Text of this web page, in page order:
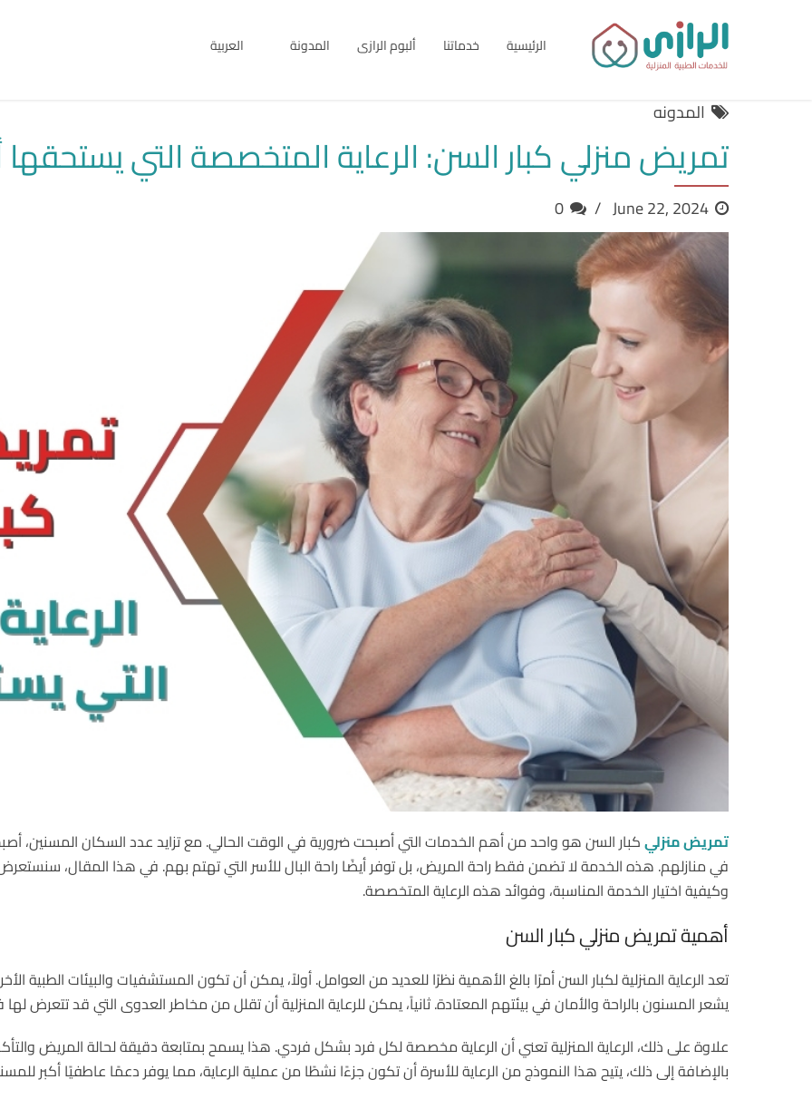
الرئيسية خدماتنا ألبوم الرازى المدونة العربية
المدونه
تمريض منزلي كبار السن: الرعاية المتخصصة التي يستحقها
June 22, 2024
0
تمريض منزليكبار السن هو واحد من أهم الخدمات التي أصبحت ضرورية في الوقت الحالي. مع تزايد عدد السكان المسنين،
في منازلهم. هذه الخدمة لا تضمن فقط راحة المريض، بل توفر أيضًا راحة البال للأسر التي تهتم بهم. في هذا المقال، سنستعرض
وكيفية اختيار الخدمة المناسبة، وفوائد هذه الرعاية المتخصصة.
أهمية تمريض منزلي كبار السن
تعد الرعاية المنزلية لكبار السن أمرًا بالغ الأهمية نظرًا للعديد من العوامل. أولاً، يمكن أن تكون المستشفيات والبيئات الطبية
يشعر المسنون بالراحة والأمان في بيئتهم المعتادة. ثانياً، يمكن للرعاية المنزلية أن تقلل من مخاطر العدوى التي قد تتعرض
علاوة على ذلك، الرعاية المنزلية تعني أن الرعاية مخصصة لكل فرد بشكل فردي. هذا يسمح بمتابعة دقيقة لحالة المريض
بالإضافة إلى ذلك، يتيح هذا النموذج من الرعاية للأسرة أن تكون جزءًا نشطًا من عملية الرعاية، مما يوفر دعمًا عاطفيًا أكبر